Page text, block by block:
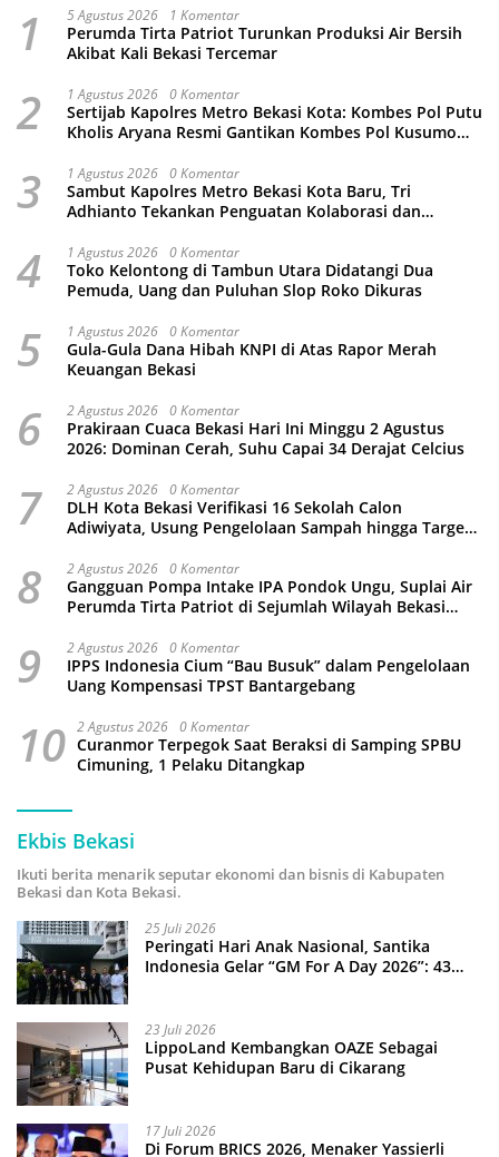
1 5 Agustus 2026 1 Komentar
Perumda Tirta Patriot Turunkan Produksi Air Bersih
Akibat Kali Bekasi Tercemar
2 1 Agustus 2026 0 Komentar
Sertijab Kapolres Metro Bekasi Kota: Kombes Pol Putu
Kholis Aryana Resmi Gantikan Kombes Pol Kusumo
3 1 Agustus 2026 0 Komentar
Sambut Kapolres Metro Bekasi Kota Baru, Tri
Adhianto Tekankan Penguatan Kolaborasi dan
4 1 Agustus 2026 0 Komentar
Toko Kelontong di Tambun Utara Didatangi Dua
Pemuda, Uang dan Puluhan Slop Roko Dikuras
5 1 Agustus 2026 0 Komentar
Gula-Gula Dana Hibah KNPI di Atas Rapor Merah
Keuangan Bekasi
6 2 Agustus 2026 0 Komentar
Prakiraan Cuaca Bekasi Hari Ini Minggu 2 Agustus
2026: Dominan Cerah, Suhu Capai 34 Derajat Celcius
7 2 Agustus 2026 0 Komentar
DLH Kota Bekasi Verifikasi 16 Sekolah Calon
Adiwiyata, Usung Pengelolaan Sampah hingga Target
8 2 Agustus 2026 0 Komentar
Gangguan Pompa Intake IPA Pondok Ungu, Suplai Air
Perumda Tirta Patriot di Sejumlah Wilayah Bekasi
9 2 Agustus 2026 0 Komentar
IPPS Indonesia Cium “Bau Busuk” dalam Pengelolaan
Uang Kompensasi TPST Bantargebang
10 2 Agustus 2026 0 Komentar
Curanmor Terpegok Saat Beraksi di Samping SPBU
Cimuning, 1 Pelaku Ditangkap
Ekbis Bekasi
Ikuti berita menarik seputar ekonomi dan bisnis di Kabupaten
Bekasi dan Kota Bekasi.
25 Juli 2026
Peringati Hari Anak Nasional, Santika
Indonesia Gelar “GM For A Day 2026”: 43
23 Juli 2026
LippoLand Kembangkan OAZE Sebagai
Pusat Kehidupan Baru di Cikarang
17 Juli 2026
Di Forum BRICS 2026, Menaker Yassierli